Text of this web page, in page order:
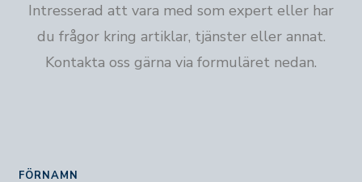
Intresserad att vara med som expert eller har
du frågor kring artiklar, tjänster eller annat.
Kontakta oss gärna via formuläret nedan.